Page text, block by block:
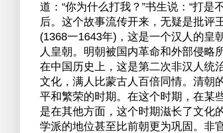
道：“你为什么打我？”书生说：“打是
后。这个故事流传开来，无疑是批评
(1368一1643年)，这是一个汉人的皇
人皇朝。明朝被国内革命和外部侵
在中国历史上，这是第二次非汉人统
文化，满人比蒙古人百倍同情。清朝
平和繁荣的时期。在这个时期，在某
是在其他方面，这个时期滋长了文化
学派的地位甚至比前朝更为巩固。非